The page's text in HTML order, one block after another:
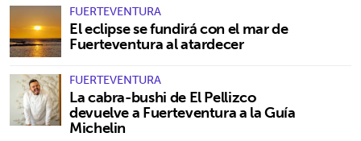
FUERTEVENTURA
El eclipse se fundirá con el mar de
Fuerteventura al atardecer
FUERTEVENTURA
La cabra-bushi de El Pellizco
devuelve a Fuerteventura a la Guía
Michelin